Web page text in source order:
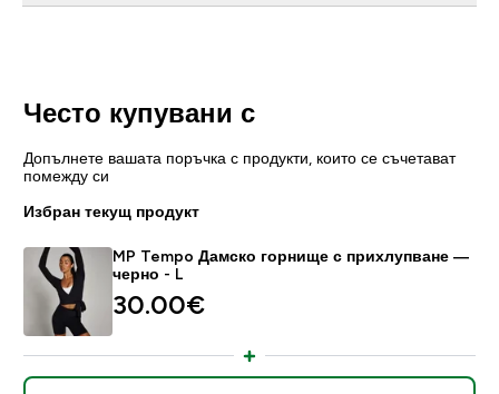
Често купувани с
Допълнете вашата поръчка с продукти, които се съчетават
помежду си
Избран текущ продукт
MP Tempo Дамско горнище с прихлупване —
черно - L
30.00€‎